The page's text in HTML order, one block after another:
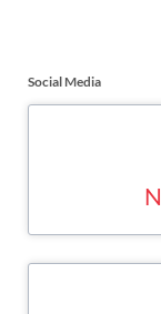
Social Media